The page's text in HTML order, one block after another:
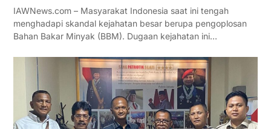
IAWNews.com – Masyarakat Indonesia saat ini tengah
menghadapi skandal kejahatan besar berupa pengoplosan
Bahan Bakar Minyak (BBM). Dugaan kejahatan ini…